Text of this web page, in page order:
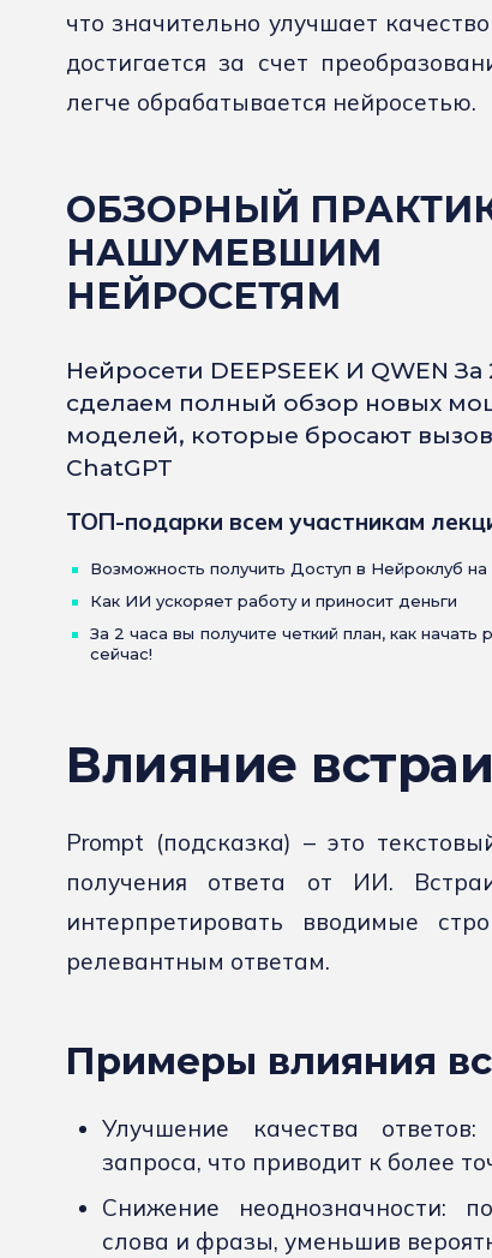
что значительно улучшает
достигается за счет
легче обрабатывается нейросетью.
ОБЗОРНЫЙ
НАШУМЕВШИМ
НЕЙРОСЕТЯМ
Нейросети DEEPSEEK И QWEN За
сделаем полный обзор новых
моделей, которые бросают
ChatGPT
ТОП-подарки всем участникам
Возможность получить Доступ в Нейроклуб
Как ИИ ускоряет работу и приносит деньги
За 2 часа вы получите четкий план, как
сейчас!
Влияние
Prompt (подсказка) – это
получения ответа от ИИ.
интерпретировать вводимые
релевантным ответам.
Примеры влияния
Улучшение качества
запроса, что приводит к более
Снижение неоднозначности:
слова и фразы, уменьшив